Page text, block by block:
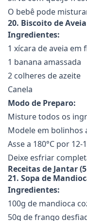
O bebê pode
20. Biscoito de
Ingredientes:
1 xícara de aveia em
1 banana amassada
2 colheres de azeite
Canela
Modo de Preparo:
Misture todos os
Modele em bolinhos
Asse a 180°C por
Deixe esfriar
Receitas de Jantar
21. Sopa de
Ingredientes:
100g de mandioca
50g de frango